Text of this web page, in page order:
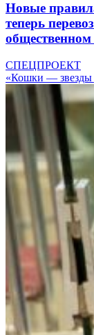
Новые
теперь
общественном
СПЕЦПРОЕКТ
«Кошки — звезды